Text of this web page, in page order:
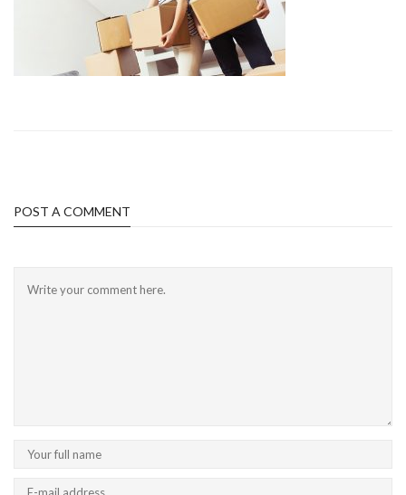
POST A COMMENT